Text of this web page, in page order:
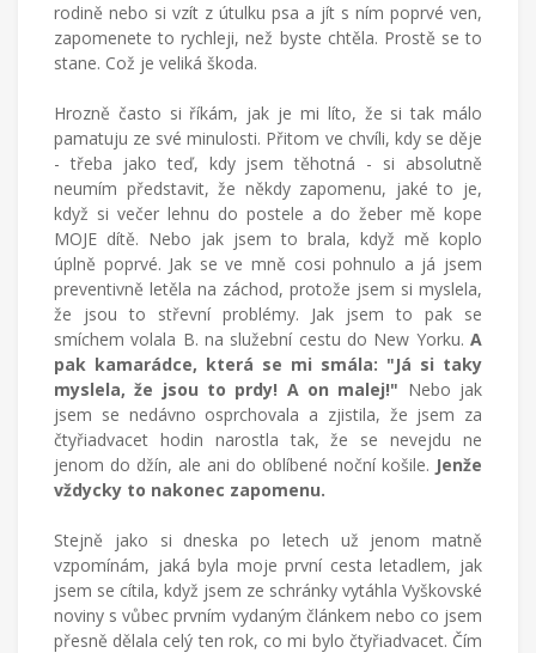
rodině nebo si vzít z útulku psa a jít s ním poprvé ven,
zapomenete to rychleji, než byste chtěla. Prostě se to
stane. Což je veliká škoda.
Hrozně často si říkám, jak je mi líto, že si tak málo
pamatuju ze své minulosti. Přitom ve chvíli, kdy se děje
- třeba jako teď, kdy jsem těhotná - si absolutně
neumím představit, že někdy zapomenu, jaké to je,
když si večer lehnu do postele a do žeber mě kope
MOJE dítě. Nebo jak jsem to brala, když mě koplo
úplně poprvé. Jak se ve mně cosi pohnulo a já jsem
preventivně letěla na záchod, protože jsem si myslela,
že jsou to střevní problémy. Jak jsem to pak se
smíchem volala B. na služební cestu do New Yorku. A
pak kamarádce, která se mi smála: "Já si taky
myslela, že jsou to prdy! A on malej!" Nebo jak
jsem se nedávno osprchovala a zjistila, že jsem za
čtyřiadvacet hodin narostla tak, že se nevejdu ne
jenom do džín, ale ani do oblíbené noční košile. Jenže
vždycky to nakonec zapomenu.
Stejně jako si dneska po letech už jenom matně
vzpomínám, jaká byla moje první cesta letadlem, jak
jsem se cítila, když jsem ze schránky vytáhla Vyškovské
noviny s vůbec prvním vydaným článkem nebo co jsem
přesně dělala celý ten rok, co mi bylo čtyřiadvacet. Čím